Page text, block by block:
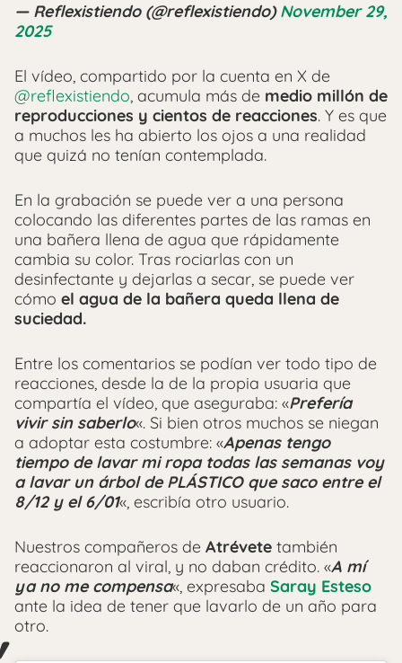
— Reflexistiendo (@reflexistiendo)November 29,
2025
El vídeo, compartido por la cuenta en X de
@reflexistiendo, acumula más de medio millón de
reproducciones y cientos de reacciones. Y es que
a muchos les ha abierto los ojos a una realidad
que quizá no tenían contemplada.
En la grabación se puede ver a una persona
colocando las diferentes partes de las ramas en
una bañera llena de agua que rápidamente
cambia su color. Tras rociarlas con un
desinfectante y dejarlas a secar, se puede ver
cómo el agua de la bañera queda llena de
suciedad.
Entre los comentarios se podían ver todo tipo de
reacciones, desde la de la propia usuaria que
compartía el vídeo, que aseguraba: «Prefería
vivir sin saberlo«. Si bien otros muchos se niegan
a adoptar esta costumbre: «Apenas tengo
tiempo de lavar mi ropa todas las semanas voy
a lavar un árbol de PLÁSTICO que saco entre el
8/12 y el 6/01«, escribía otro usuario.
Nuestros compañeros de Atrévete también
reaccionaron al viral, y no daban crédito. «A mí
ya no me compensa«, expresaba Saray Esteso
ante la idea de tener que lavarlo de un año para
otro.